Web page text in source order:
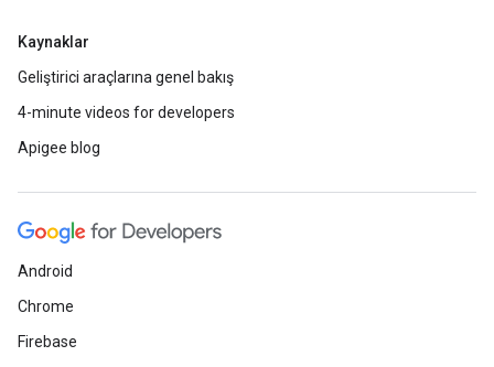
Kaynaklar
Geliştirici araçlarına genel bakış
4-minute videos for developers
Apigee blog
Android
Chrome
Firebase